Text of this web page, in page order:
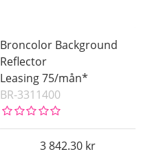
Broncolor Background
Reflector
Leasing 75/mån*
BR-3311400
3 842.30